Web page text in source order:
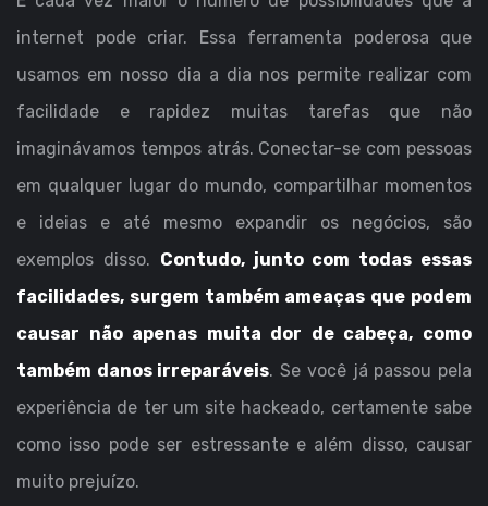
internet pode criar. Essa ferramenta poderosa que
usamos em nosso dia a dia nos permite realizar com
facilidade e rapidez muitas tarefas que não
imaginávamos tempos atrás. Conectar-se com pessoas
em qualquer lugar do mundo, compartilhar momentos
e ideias e até mesmo expandir os negócios, são
exemplos disso. Contudo, junto com todas essas
facilidades, surgem também ameaças que podem
causar não apenas muita dor de cabeça, como
também danos irreparáveis. Se você já passou pela
experiência de ter um site hackeado, certamente sabe
como isso pode ser estressante e além disso, causar
muito prejuízo.